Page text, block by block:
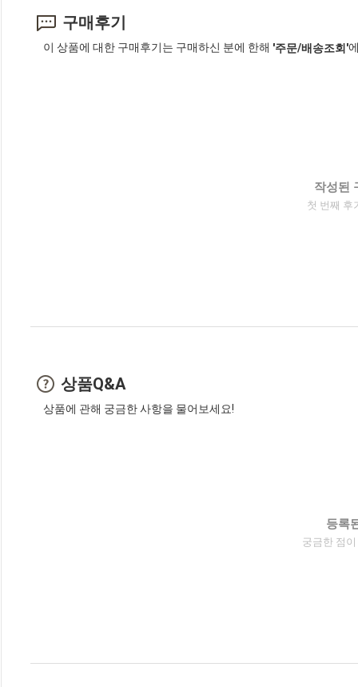
구매후기
이 상품에 대한 구매후기는 구매하신 분에 한해 '주문/배송조회'
작성된
첫 번째 후
상품Q&A
상품에 관해 궁금한 사항을 물어보세요!
등록
궁금한 점